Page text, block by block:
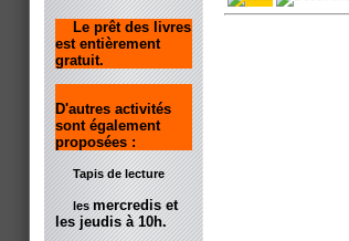
Le prêt des livres
est entièrement
gratuit.
D'autres activités
sont également
proposées :
Tapis de lecture
lesmercredis et
les jeudis à 10h.